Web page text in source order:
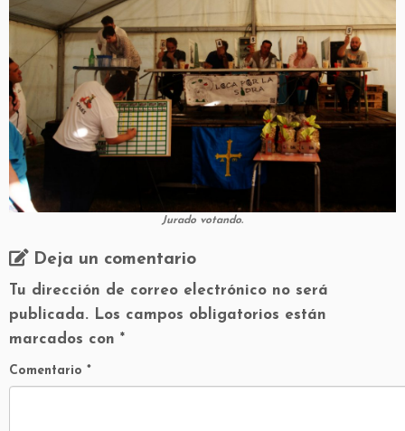
Jurado votando.
Deja un comentario
Tu dirección de correo electrónico no será
publicada. Los campos obligatorios están
marcados con *
Comentario *